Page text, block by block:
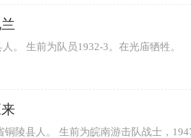
。 生前为队员1932-3。在光庙牺牲。
陵县人。 生前为皖南游击队战士，